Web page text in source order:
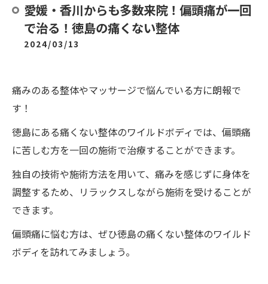
愛媛・香川からも多数来院！偏頭痛が一回
で治る！徳島の痛くない整体
2024/03/13
痛みのある整体やマッサージで悩んでいる方に朗報で
す！
徳島にある痛くない整体のワイルドボディでは、偏頭痛
に苦しむ方を一回の施術で治療することができます。
独自の技術や施術方法を用いて、痛みを感じずに身体を
調整するため、リラックスしながら施術を受けることが
できます。
偏頭痛に悩む方は、ぜひ徳島の痛くない整体のワイルド
ボディを訪れてみましょう。